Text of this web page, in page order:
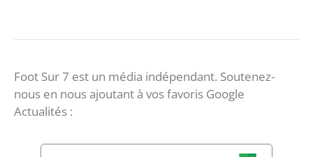
Foot Sur 7 est un média indépendant. Soutenez-
nous en nous ajoutant à vos favoris Google
Actualités :